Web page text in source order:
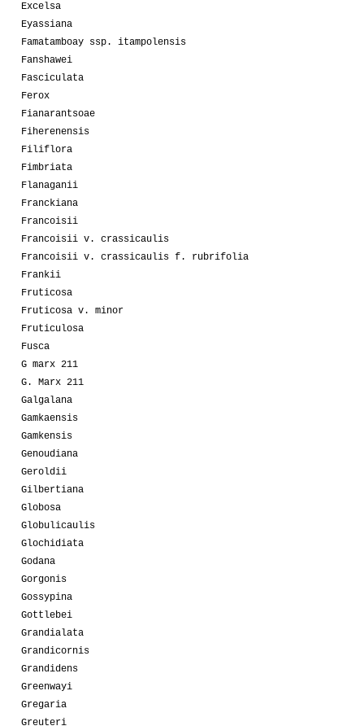
Excelsa
Eyassiana
Famatamboay ssp. itampolensis
Fanshawei
Fasciculata
Ferox
Fianarantsoae
Fiherenensis
Filiflora
Fimbriata
Flanaganii
Franckiana
Francoisii
Francoisii v. crassicaulis
Francoisii v. crassicaulis f. rubrifolia
Frankii
Fruticosa
Fruticosa v. minor
Fruticulosa
Fusca
G marx 211
G. Marx 211
Galgalana
Gamkaensis
Gamkensis
Genoudiana
Geroldii
Gilbertiana
Globosa
Globulicaulis
Glochidiata
Godana
Gorgonis
Gossypina
Gottlebei
Grandialata
Grandicornis
Grandidens
Greenwayi
Gregaria
Greuteri